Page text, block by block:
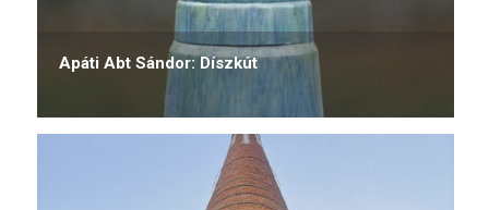
Apáti Abt Sándor: Díszkút